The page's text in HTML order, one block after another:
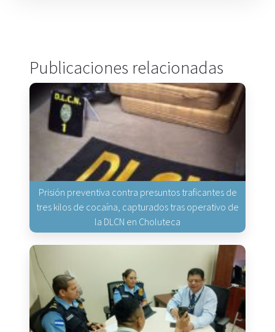
Publicaciones relacionadas
Prisión preventiva contra presuntos traficantes de
tres kilos de cocaína, capturados tras operativo de
la DLCN en Choluteca